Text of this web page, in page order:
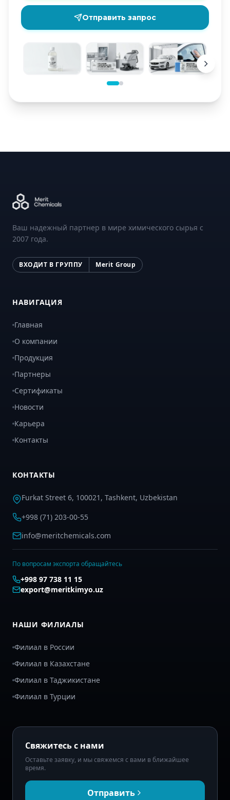
Отправить запрос
Ваш надежный партнер в мире химического сырья с
2007 года.
ВХОДИТ В ГРУППУ Merit Group
НАВИГАЦИЯ
Главная
О компании
Продукция
Партнеры
Сертификаты
Новости
Карьера
Контакты
КОНТАКТЫ
Furkat Street 6, 100021, Tashkent, Uzbekistan
+998 (71) 203-00-55
info@meritchemicals.com
По вопросам экспорта обращайтесь
+998 97 738 11 15
export@meritkimyo.uz
НАШИ ФИЛИАЛЫ
Филиал в России
Филиал в Казахстане
Филиал в Таджикистане
Филиал в Турции
Свяжитесь с нами
Оставьте заявку, и мы свяжемся с вами в ближайшее
время.
Отправить